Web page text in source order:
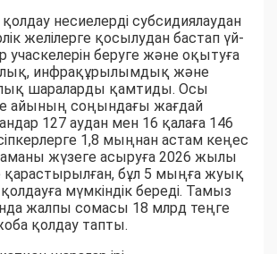
қолдау несиелерді субсидиялаудан
желілерге қосылудан бастап үй-
беруге және оқытуға
инфрақұрылымдық және
шараларды қамтиды. Осы
айының соңындағы жағдай
127 аудан мен 16 қалаға 146
1,8 мыңнан астам кеңес
жүзеге асыруға 2026 жылы
қарастырылған, бұл 5 мыңға жуық
мүмкіндік береді. Тамыз
жалпы сомасы 18 млрд теңге
қолдау тапты.